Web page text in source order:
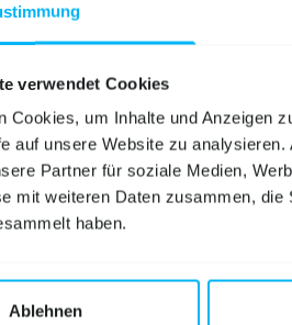
verwendet Cookies
Cookies, um Inhalte und Anzeigen
auf unsere Website zu
Partner für soziale Medien,
mit weiteren Daten zusammen,
haben.
Ablehnen